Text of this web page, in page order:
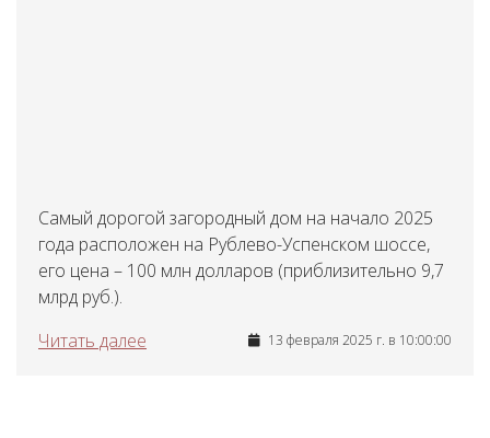
Самый дорогой загородный дом на начало 2025
года расположен на Рублево-Успенском шоссе,
его цена – 100 млн долларов (приблизительно 9,7
млрд руб.).
Читать далее
13 февраля 2025 г. в 10:00:00